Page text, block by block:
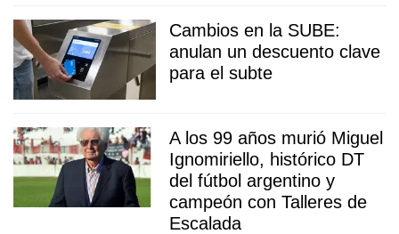
Cambios en la SUBE:
anulan un descuento clave
para el subte
A los 99 años murió Miguel
Ignomiriello, histórico DT
del fútbol argentino y
campeón con Talleres de
Escalada